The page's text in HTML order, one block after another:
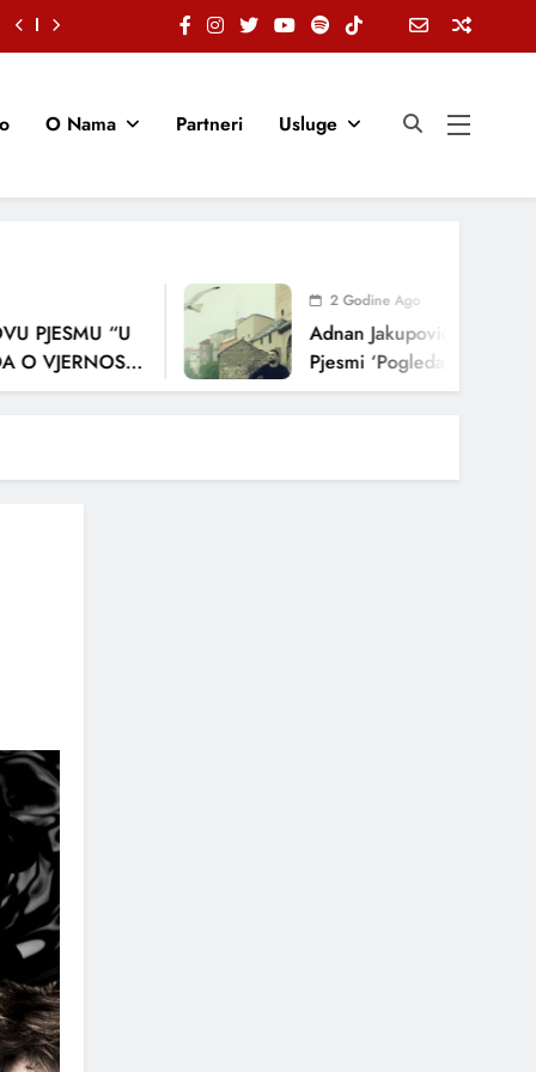
O Nama Partneri Usluge
“U
2 Godine Ago
Adnan Jakupović Donosi
Pjesmi ‘Pogledaj Me’